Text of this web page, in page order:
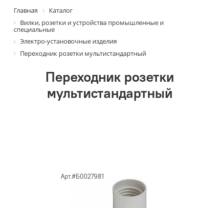
Главная
Каталог
Вилки, розетки и устройства промышленные и
специальные
Электро-установочные изделия
Переходник розетки мультистандартный
Переходник розетки
мультистандартный
Арт.#Б0027981